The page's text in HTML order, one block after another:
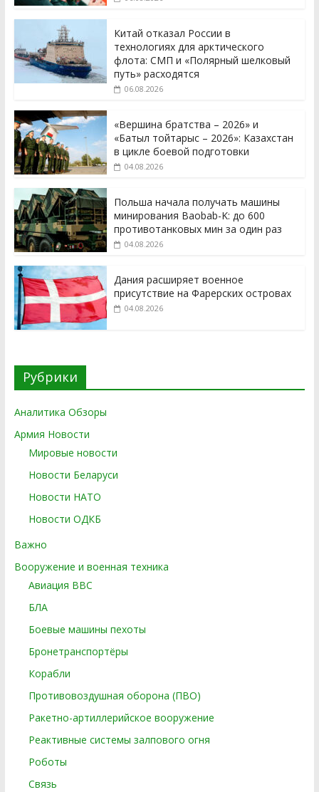
Китай отказал России в
технологиях для арктического
флота: СМП и «Полярный шелковый
путь» расходятся
06.08.2026
«Вершина братства – 2026» и
«Батыл тойтарыс – 2026»: Казахстан
в цикле боевой подготовки
04.08.2026
Польша начала получать машины
минирования Baobab-K: до 600
противотанковых мин за один раз
04.08.2026
Дания расширяет военное
присутствие на Фарерских островах
04.08.2026
Рубрики
Аналитика Обзоры
Армия Новости
Мировые новости
Новости Беларуси
Новости НАТО
Новости ОДКБ
Важно
Вооружение и военная техника
Авиация ВВС
БЛА
Боевые машины пехоты
Бронетранспортёры
Корабли
Противовоздушная оборона (ПВО)
Ракетно-артиллерийское вооружение
Реактивные системы залпового огня
Роботы
Связь